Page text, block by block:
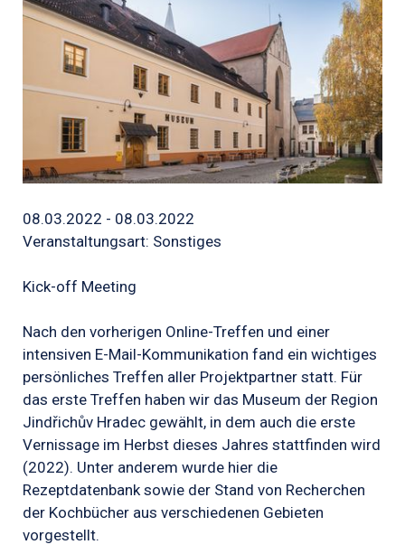
08.03.2022 - 08.03.2022
Veranstaltungsart: Sonstiges
Kick-off Meeting
Nach den vorherigen Online-Treffen und einer
intensiven E-Mail-Kommunikation fand ein wichtiges
persönliches Treffen aller Projektpartner statt. Für
das erste Treffen haben wir das Museum der Region
Jindřichův Hradec gewählt, in dem auch die erste
Vernissage im Herbst dieses Jahres stattfinden wird
(2022). Unter anderem wurde hier die
Rezeptdatenbank sowie der Stand von Recherchen
der Kochbücher aus verschiedenen Gebieten
vorgestellt.